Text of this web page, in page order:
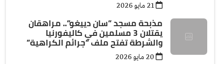
مذبحة مسجد ”سان دييغو”.. مراهقان
يقتلان 3 مسلمين في كاليفورنيا
والشرطة تفتح ملف ”جرائم الكراهية”